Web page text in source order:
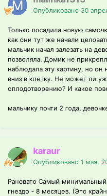
Опубликовано 30
Только посадила новую
как они тут же начали
мальчик начал залезать на
позволяла. Домик не
наблюдала эту картину, но он
вниз в клетку. Не может ли
оплодотворению? И какое
мальчику почти 2 года,
karaur
Опубликовано 1 мая,
Рановато Самый минимальный
гнездо - 8 месяцев. (Это